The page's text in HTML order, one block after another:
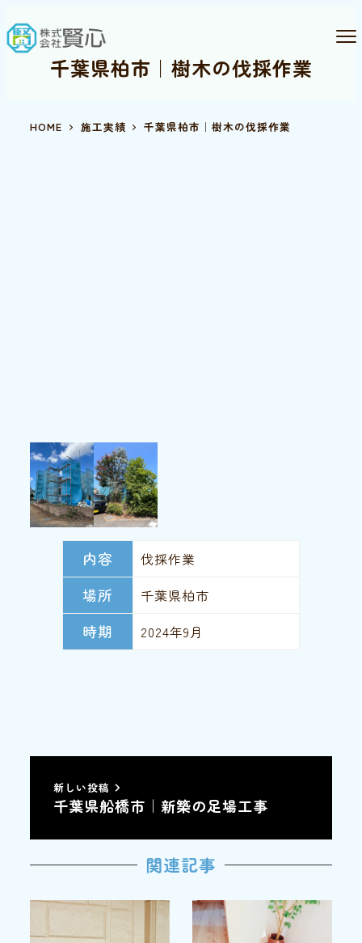
千葉県柏市｜樹木の伐採作業
HOME 施工実績 千葉県柏市｜樹木の伐採作業
内容 伐採作業
場所 千葉県柏市
時期 2024年9月
新しい投稿
千葉県船橋市｜新築の足場工事
関連記事